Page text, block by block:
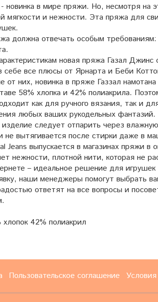
- новинка в мире пряжи. Но, несмотря на
мягкости и нежности. Эта пряжа для
должна отвечать особым
новая пряжа Газал
все плюсы от Ярнарта и Беби
от них, новинка в пряже Газзал
58% хлопка и 42% полиакрила.
как для ручного вязания, так и
любых ваших рукодельных фантазий.
следует отпарить через
не вытягивается после стирки даже в
Jeans выпускается в магазинах пряжи
нежности, плотной нити, которая не
– идеальное решение для
наши менеджеры помогут выбрать
ответят на все вопросы и
хлопок 42% полиакрил
Пользовательское соглашение